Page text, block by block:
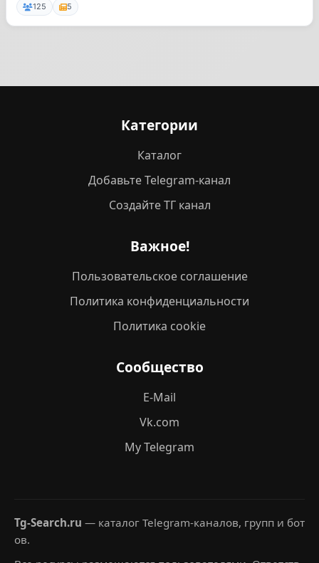
125 5
Категории
Каталог
Добавьте Telegram-канал
Создайте ТГ канал
Важное!
Пользовательское соглашение
Политика конфиденциальности
Политика cookie
Сообщество
E-Mail
Vk.com
My Telegram
Tg-Search.ru — каталог Telegram-каналов, групп и бот
ов.